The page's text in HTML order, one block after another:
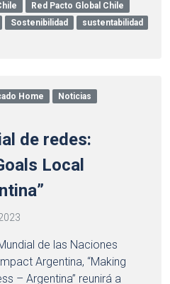
Red Pacto Global Chile
Sostenibilidad
sustentabilidad
Home
Noticias
de redes:
Local
de las Naciones
Argentina, “Making
– Argentina” reunirá a